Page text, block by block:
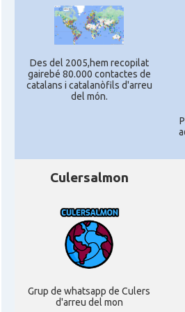
Des del 2005,hem recopilat
gairebé 80.000 contactes de
catalans i catalanòfils d'arreu
del món.
Culersalmon
Grup de whatsapp de Culers
d'arreu del mon